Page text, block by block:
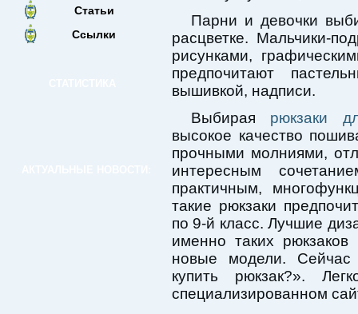
Статьи
Ссылки
Парни и девочки
расцветке. Мальчики-
рисунками,
предпочитают
вышивкой, надписи.
Выбирая рюкзаки
высокое качество
прочными молниями,
интересным
практичным,
такие рюкзаки
по 9-й класс. Лучшие
именно таких
новые модели.
купить рюкзак?».
специализированном